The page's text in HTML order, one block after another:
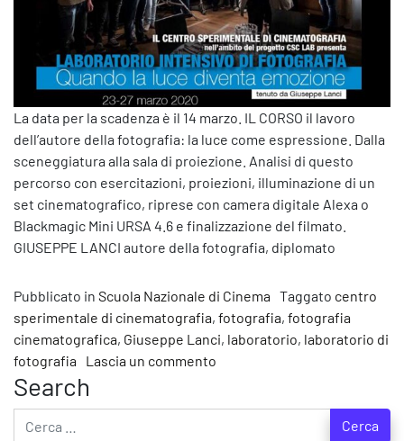
La data per la scadenza è il 14 marzo. IL CORSO il lavoro
dell’autore della fotografia: la luce come espressione. Dalla
sceneggiatura alla sala di proiezione. Analisi di questo
percorso con esercitazioni, proiezioni, illuminazione di un
set cinematografico, riprese con camera digitale Alexa o
Blackmagic Mini URSA 4.6 e finalizzazione del filmato.
GIUSEPPE LANCI autore della fotografia, diplomato
Pubblicato in Scuola Nazionale di Cinema Taggato centro
sperimentale di cinematografia, fotografia, fotografia
cinematografica, Giuseppe Lanci, laboratorio, laboratorio di
fotografia
Lascia un commento
Search
Ricerca per: